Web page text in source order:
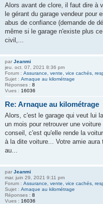
Alors avant de clore, il faut dire à
le gérant du garage vendeur pour
abus de confiance (demande de
même si le garage n'existe plus
civil,...
par Jeanmi
jeu. oct. 07, 2021 8:36 pm
Forum : Assurance, vente, vice cachés,
Sujet : Arnaque au kilométrage
Réponses : 8
Vues : 16036
Re: Arnaque au kilométrage
Alors, c'est le garage qui veut lui
un mois pour retrouver une
conseil, c'est qu'elle rende la
à la dite voiture... Votre amie
au...
par Jeanmi
mar. juin 29, 2021 9:11 pm
Forum : Assurance, vente, vice cachés,
Sujet : Arnaque au kilométrage
Réponses : 8
Vues : 16036